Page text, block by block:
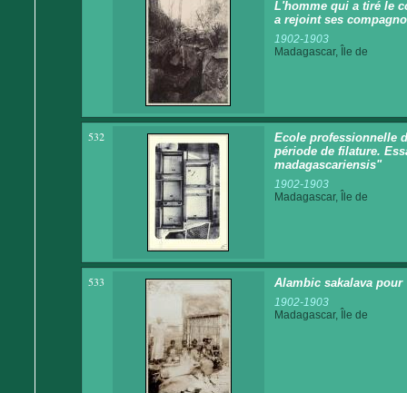
L'homme qui a tiré le
a rejoint ses
1902-1903
Madagascar, Île de
532
Ecole professionnelle
période de filature.
madagascariensis"
1902-1903
Madagascar, Île de
533 Alambic sakalava pour
1902-1903
Madagascar, Île de